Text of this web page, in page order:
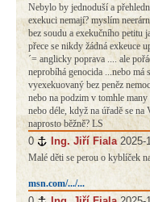
Nebylo by jednoduší a
exekuci nemají? myslím
bez soudu a exekučního petitu
přece se nikdy žádná exkeuce
´= anglicky poprava .... ale
neprobíhá genocida ...nebo má
vyexekuovaný bez peněz
nebo na podzim v tomhle
nebo déle, když na úřadě se
naprosto běžně? LS
0 # Ing. Jiří Fiala 2025-
Malé děti se perou o kyblíček
msn.com/.../...